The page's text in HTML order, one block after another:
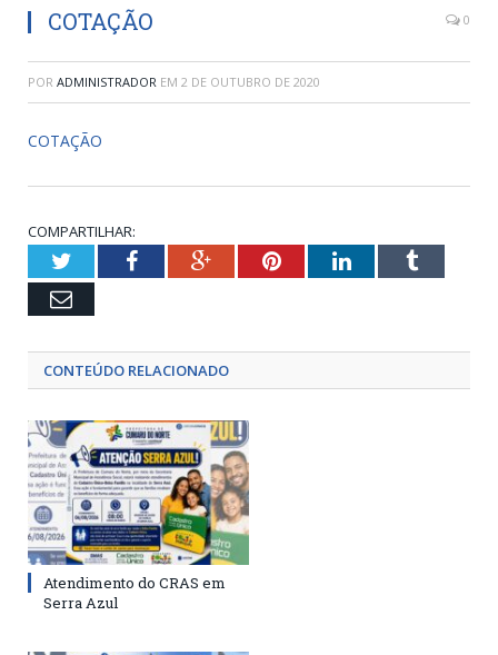
COTAÇÃO 0
POR ADMINISTRADOR EM 2 DE OUTUBRO DE 2020
COTAÇÃO
COMPARTILHAR:
TwitterFacebookGoogle+PinterestLinkedInTumblr
Email
CONTEÚDO RELACIONADO
Atendimento do CRAS em
Serra Azul